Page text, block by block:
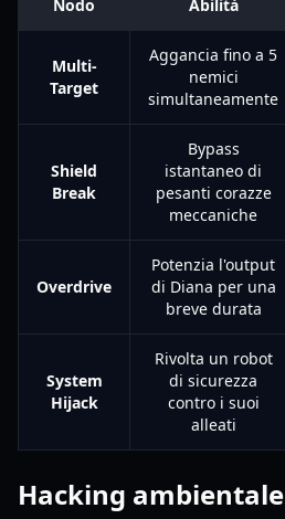
Nodo Abilità
Multi-
Target
Aggancia fino a 5
nemici
simultaneamente
Shield
Break
Bypass
istantaneo di
pesanti corazze
meccaniche
Overdrive
Potenzia l'output
di Diana per una
breve durata
System
Hijack
Rivolta un robot
di sicurezza
contro i suoi
alleati
Hacking ambientale